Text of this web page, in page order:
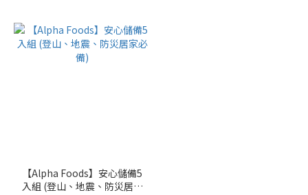
【Alpha Foods】安心儲備5
入組 (登山、地震、防災居家